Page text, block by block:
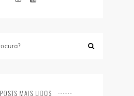
POSTS MAIS LIDOS